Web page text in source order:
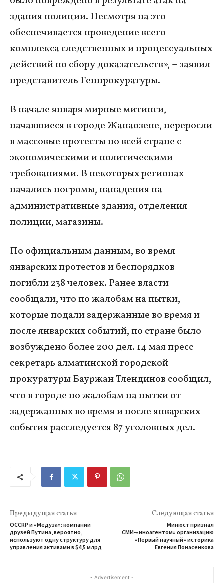
здания полиции. Несмотря на это
обеспечивается проведение всего
комплекса следственных и процессуальных
действий по сбору доказательств», – заявил
представитель Генпрокуратуры.
В начале января мирные митинги,
начавшиеся в городе Жанаозене, переросли
в массовые протесты по всей стране с
экономическими и политическими
требованиями. В некоторых регионах
начались погромы, нападения на
административные здания, отделения
полиции, магазины.
По официальным данным, во время
январских протестов и беспорядков
погибли 238 человек. Ранее власти
сообщали, что по жалобам на пытки,
которые подали задержанные во время и
после январских событий, по стране было
возбуждено более 200 дел. 14 мая пресс-
секретарь алматинской городской
прокуратуры Бауржан Тлендинов сообщил,
что в городе по жалобам на пытки от
задержанных во время и после январских
события расследуется 87 уголовных дел.
Предыдущая статья
OCCRP и «Медуза»: компании
друзей Путина, вероятно,
используют одну структуру для
управления активами в $4,5 млрд
Следующая статья
Минюст признал
СМИ-«иноагентом» организацию
«Первый научный» историка
Евгения Понасенкова
- Advertisement -